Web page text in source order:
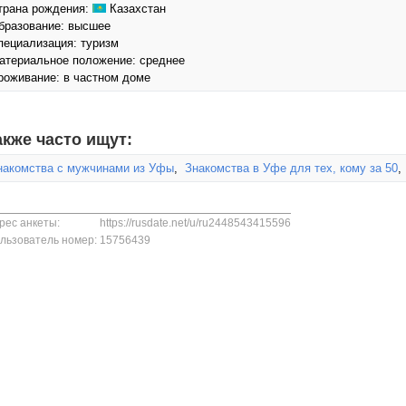
рождения:
Казахстан
высшее
туризм
положение: среднее
в частном доме
часто ищут:
с мужчинами из Уфы, Знакомства в Уфе для тех, кому за 50,
анкеты:
https://rusdate.net/u/ru2448543415596
номер: 15756439